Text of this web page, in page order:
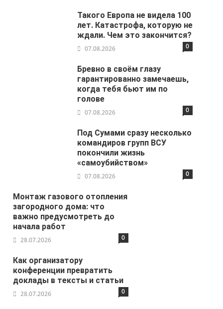
Такого Европа не видела 100
лет. Катастрофа, которую не
ждали. Чем это закончится?
07.08.2026 0
Бревно в своём глазу
гарантированно замечаешь,
когда тебя бьют им по
голове
07.08.2026 0
Под Сумами сразу несколько
командиров групп ВСУ
покончили жизнь
«самоубийством»
07.08.2026 0
Монтаж газового отопления
загородного дома: что
важно предусмотреть до
начала работ
28.07.2026 0
Как организатору
конференции превратить
доклады в тексты и статьи
28.07.2026 0